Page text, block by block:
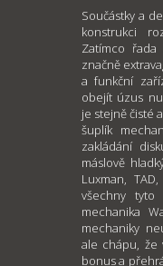
Součástky a
konstrukci
Zatímco
značně
a funkční
obejít úzus
je stejně čisté
šuplík
zakládání
máslově
Luxman,
všechny tyto
mechanika
mechaniky
ale chápu, že
bonus a